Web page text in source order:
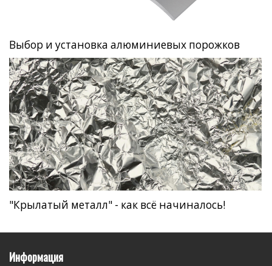
Выбор и установка алюминиевых порожков
"Крылатый металл" - как всё начиналось!
Информация